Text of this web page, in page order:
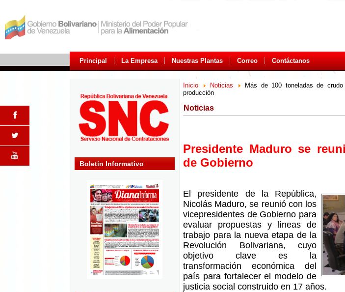
Principal La Empresa Nuestras Plantas Correo Contáctanos
Boletin Informativo
Inicio Noticias
Más de 100 toneladas de
producción
Noticias
Presidente Maduro se
de Gobierno
El presidente de la República,
Nicolás Maduro, se reunió con los
vicepresidentes de Gobierno para
evaluar propuestas y líneas de
trabajo para la nueva etapa de la
Revolución Bolivariana, cuyo
objetivo clave es la
transformación económica del
país para fortalecer el modelo de
justicia social construido en 17 años.